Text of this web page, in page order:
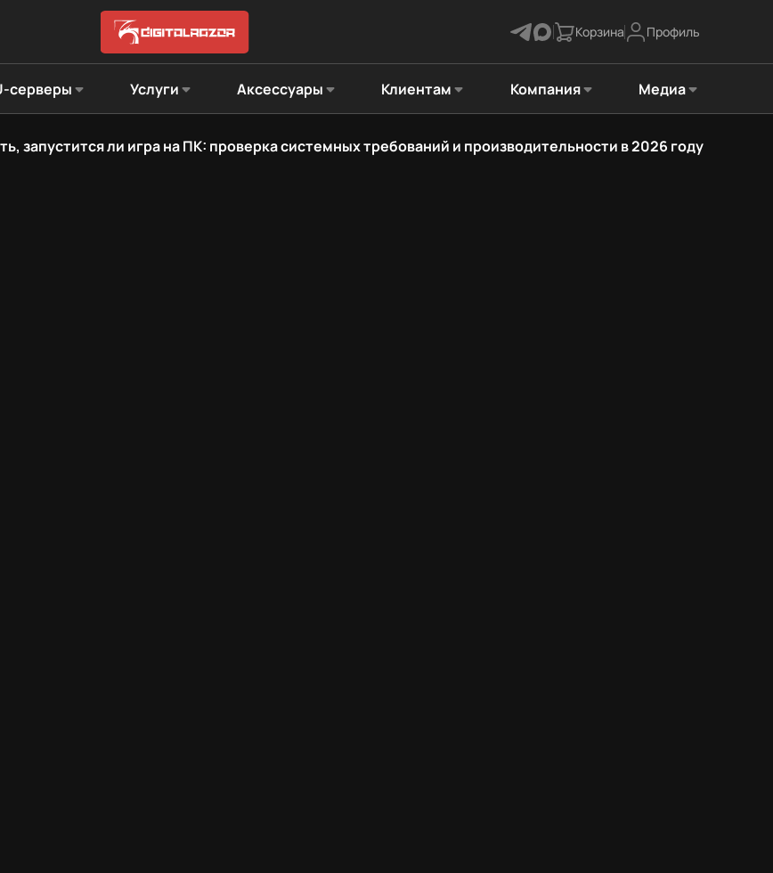
Корзина Профиль
серверы Услуги Аксессуары Клиентам Компания Медиа
запустится ли игра на ПК: проверка системных требований и производительности в 2026 году